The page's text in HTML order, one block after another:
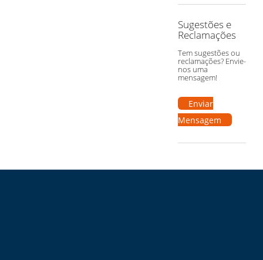
Sugestões e
Reclamações
Tem sugestões ou
reclamações? Envie-
nos uma
mensagem!
Enviar
Mensagem